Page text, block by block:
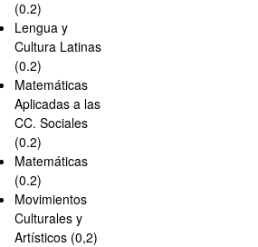
(0.2)
Lengua y
Cultura Latinas
(0.2)
Matemáticas
Aplicadas a las
CC. Sociales
(0.2)
Matemáticas
(0.2)
Movimientos
Culturales y
Artísticos (0,2)